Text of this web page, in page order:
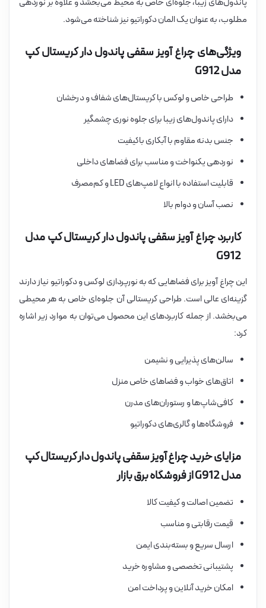
مطلوب، به عنوان یک المان دکوراتیو نیز شناخته می‌شود.
ویژگی‌های چراغ آویز سقفی پاندول دار کریستال کپ
مدل G912
طراحی خاص و لوکس با کریستال‌های شفاف و درخشان
دارای پاندول‌های زیبا برای جلوه نوری چشمگیر
جنس بدنه مقاوم با آبکاری باکیفیت
نوردهی یکنواخت و مناسب برای فضاهای داخلی
قابلیت استفاده با انواع لامپ‌های LED و کم‌مصرف
نصب آسان و دوام بالا
کاربرد چراغ آویز سقفی پاندول دار کریستال کپ مدل
G912
این چراغ آویز برای فضاهایی که به نورپردازی لوکس و دکوراتیو نیاز دارند
گزینه‌ای عالی است. طراحی کریستالی آن جلوه‌ای خاص به هر محیطی
می‌بخشد. از جمله کاربردهای این محصول می‌توان به موارد زیر اشاره
کرد:
سالن‌های پذیرایی و نشیمن
اتاق‌های خواب و فضاهای خاص منزل
کافی‌شاپ‌ها و رستوران‌های مدرن
فروشگاه‌ها و گالری‌های دکوراتیو
مزایای خرید چراغ آویز سقفی پاندول دار کریستال کپ
مدل G912 از فروشگاه برق بازار
تضمین اصالت و کیفیت کالا
قیمت رقابتی و مناسب
ارسال سریع و بسته‌بندی ایمن
پشتیبانی تخصصی و مشاوره خرید
امکان خرید آنلاین و پرداخت امن